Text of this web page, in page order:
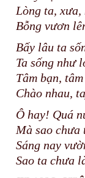
Lòng ta, xưa,
Bỗng vươn
Bấy lâu ta
Ta sống như
Tâm bạn,
Chào nhau,
Ô hay! Quá
Mà sao chưa
Sáng nay
Sao ta chưa